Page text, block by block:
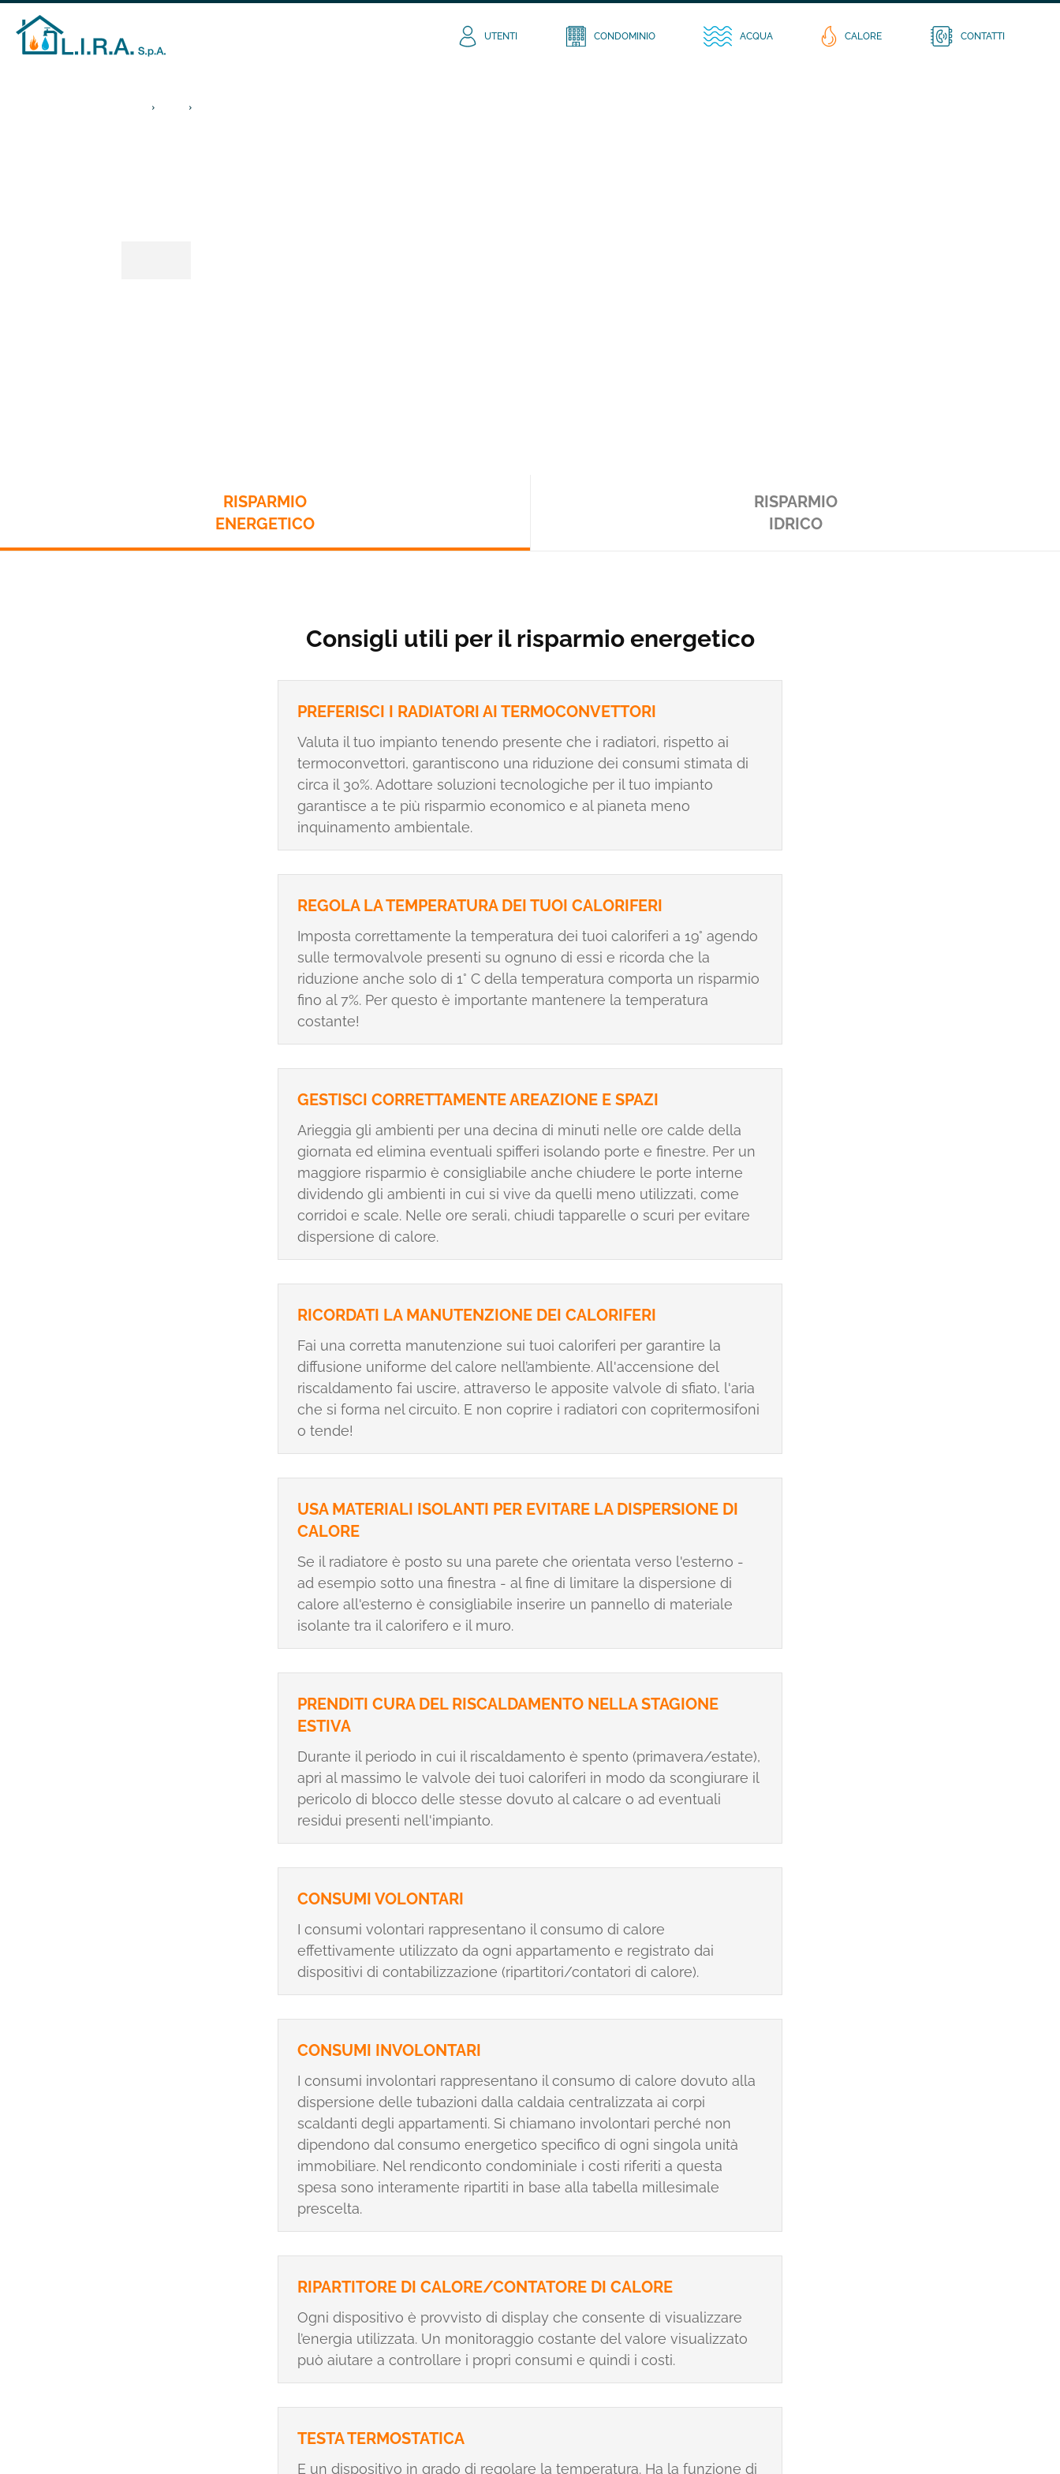
UTENTI CONDOMINIO ACQUA CALORE CONTATTI
RISPARMIO
ENERGETICO
RISPARMIO
IDRICO
Consigli utili per il risparmio energetico
PREFERISCI I RADIATORI AI TERMOCONVETTORI
Valuta il tuo impianto tenendo presente che i radiatori, rispetto ai
termoconvettori, garantiscono una riduzione dei consumi stimata di
circa il 30%. Adottare soluzioni tecnologiche per il tuo impianto
garantisce a te più risparmio economico e al pianeta meno
inquinamento ambientale.
REGOLA LA TEMPERATURA DEI TUOI CALORIFERI
Imposta correttamente la temperatura dei tuoi caloriferi a 19° agendo
sulle termovalvole presenti su ognuno di essi e ricorda che la
riduzione anche solo di 1° C della temperatura comporta un risparmio
fino al 7%. Per questo è importante mantenere la temperatura
costante!
GESTISCI CORRETTAMENTE AREAZIONE E SPAZI
Arieggia gli ambienti per una decina di minuti nelle ore calde della
giornata ed elimina eventuali spifferi isolando porte e finestre. Per un
maggiore risparmio è consigliabile anche chiudere le porte interne
dividendo gli ambienti in cui si vive da quelli meno utilizzati, come
corridoi e scale. Nelle ore serali, chiudi tapparelle o scuri per evitare
dispersione di calore.
RICORDATI LA MANUTENZIONE DEI CALORIFERI
Fai una corretta manutenzione sui tuoi caloriferi per garantire la
diffusione uniforme del calore nell’ambiente. All'accensione del
riscaldamento fai uscire, attraverso le apposite valvole di sfiato, l'aria
che si forma nel circuito. E non coprire i radiatori con copritermosifoni
o tende!
USA MATERIALI ISOLANTI PER EVITARE LA DISPERSIONE DI
CALORE
Se il radiatore è posto su una parete che orientata verso l'esterno -
ad esempio sotto una finestra - al fine di limitare la dispersione di
calore all'esterno è consigliabile inserire un pannello di materiale
isolante tra il calorifero e il muro.
PRENDITI CURA DEL RISCALDAMENTO NELLA STAGIONE
ESTIVA
Durante il periodo in cui il riscaldamento è spento (primavera/estate),
apri al massimo le valvole dei tuoi caloriferi in modo da scongiurare il
pericolo di blocco delle stesse dovuto al calcare o ad eventuali
residui presenti nell'impianto.
CONSUMI VOLONTARI
I consumi volontari rappresentano il consumo di calore
effettivamente utilizzato da ogni appartamento e registrato dai
dispositivi di contabilizzazione (ripartitori/contatori di calore).
CONSUMI INVOLONTARI
I consumi involontari rappresentano il consumo di calore dovuto alla
dispersione delle tubazioni dalla caldaia centralizzata ai corpi
scaldanti degli appartamenti. Si chiamano involontari perché non
dipendono dal consumo energetico specifico di ogni singola unità
immobiliare. Nel rendiconto condominiale i costi riferiti a questa
spesa sono interamente ripartiti in base alla tabella millesimale
prescelta.
RIPARTITORE DI CALORE/CONTATORE DI CALORE
Ogni dispositivo è provvisto di display che consente di visualizzare
l’energia utilizzata. Un monitoraggio costante del valore visualizzato
può aiutare a controllare i propri consumi e quindi i costi.
TESTA TERMOSTATICA
E un dispositivo in grado di regolare la temperatura. Ha la funzione di